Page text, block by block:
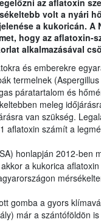
az aflatoxin
volt a nyári
a kukoricán. A
hogy az aflatoxin-
alkalmazásával
és emberekre
termelnek
páratartalom és
meleg
van szükség.
aflatoxin számít a
honlapján 2012-ben
a kukorica
gomba a gyors
már a szántóföldön